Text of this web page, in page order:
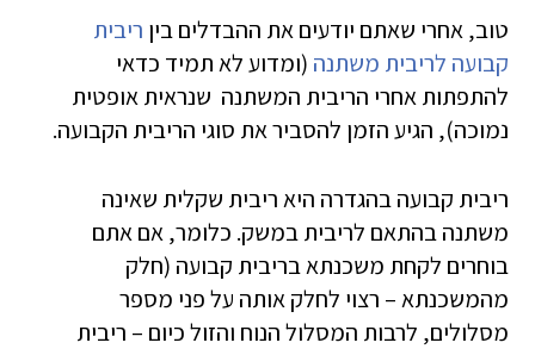
טוב, אחרי שאתם יודעים את ההבדלים בין ריבית
קבועה לריבית משתנה (ומדוע לא תמיד כדאי
להתפתות אחרי הריבית המשתנה שנראית אופטית
נמוכה), הגיע הזמן להסביר את סוגי הריבית הקבועה.
ריבית קבועה בהגדרה היא ריבית שקלית שאינה
משתנה בהתאם לריבית במשק. כלומר, אם אתם
בוחרים לקחת משכנתא בריבית קבועה (חלק
מהמשכנתא – רצוי לחלק אותה על פני מספר
מסלולים, לרבות המסלול הנוח והזול כיום – ריבית